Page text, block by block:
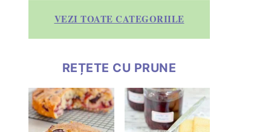
VEZI TOATE CATEGORIILE
REȚETE CU PRUNE